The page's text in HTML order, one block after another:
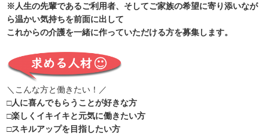
※人生の先輩であるご利用者、そしてご家族の希望に寄り添いなが
ら温かい気持ちを前面に出して
これからの介護を一緒に作っていただける方を募集します。
＼こんな方と働きたい！／
□人に喜んでもらうことが好きな方
□楽しくイキイキと元気に働きたい方
□スキルアップを目指したい方